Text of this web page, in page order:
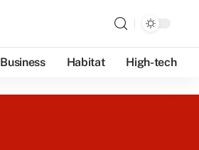
Business Habitat High-tech